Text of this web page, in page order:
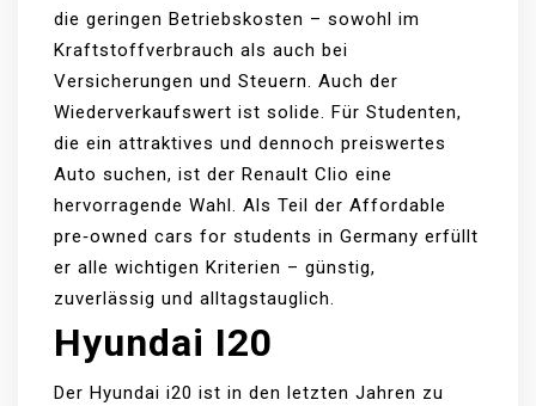
die geringen Betriebskosten – sowohl im
Kraftstoffverbrauch als auch bei
Versicherungen und Steuern. Auch der
Wiederverkaufswert ist solide. Für Studenten,
die ein attraktives und dennoch preiswertes
Auto suchen, ist der Renault Clio eine
hervorragende Wahl. Als Teil der Affordable
pre‑owned cars for students in Germany erfüllt
er alle wichtigen Kriterien – günstig,
zuverlässig und alltagstauglich.
Hyundai I20
Der Hyundai i20 ist in den letzten Jahren zu